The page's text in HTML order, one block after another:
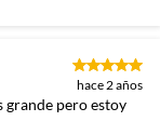
hace 2 años
grande pero estoy